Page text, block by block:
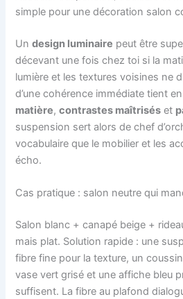
simple pour une décoration salon
Undesign luminaire peut être
décevant une fois chez toi si la
lumière et les textures voisines ne
d’une cohérence immédiate tient
matière,contrastes maîtrisés et
suspension sert alors de chef
vocabulaire que le mobilier et les
écho.
Cas pratique : salon neutre qui
Salon blanc + canapé beige +
mais plat. Solution rapide : une
fibre fine pour la texture, un
vase vert grisé et une affiche bleu
suffisent. La fibre au plafond